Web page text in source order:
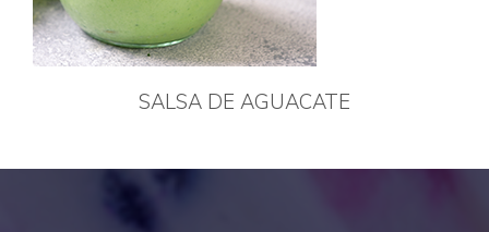
SALSA DE AGUACATE